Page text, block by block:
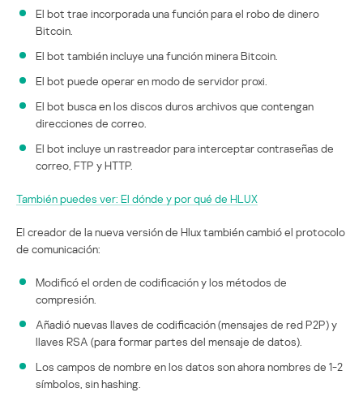
El bot trae incorporada una función para el robo de dinero
Bitcoin.
El bot también incluye una función minera Bitcoin.
El bot puede operar en modo de servidor proxi.
El bot busca en los discos duros archivos que contengan
direcciones de correo.
El bot incluye un rastreador para interceptar contraseñas de
correo, FTP y HTTP.
También puedes ver: El dónde y por qué de HLUX
El creador de la nueva versión de Hlux también cambió el protocolo
de comunicación:
Modificó el orden de codificación y los métodos de
compresión.
Añadió nuevas llaves de codificación (mensajes de red P2P) y
llaves RSA (para formar partes del mensaje de datos).
Los campos de nombre en los datos son ahora nombres de 1-2
símbolos, sin hashing.